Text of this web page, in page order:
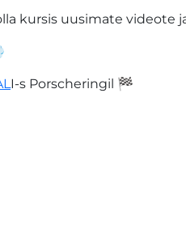
kursis uusimate videote
I-s Porscheringil 🏁